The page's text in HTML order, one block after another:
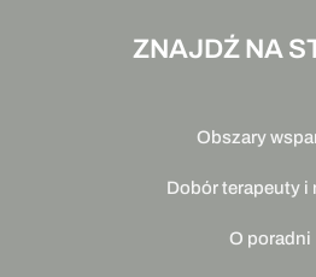
ZNAJDŹ NA
Obszary
Dobór terapeuty i
O poradni